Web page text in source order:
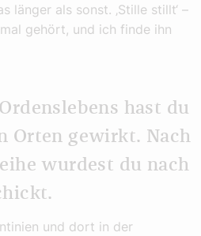
länger als sonst. ‚Stille stillt‘ –
gehört, und ich finde ihn
hast du
Orten gewirkt. Nach
wurdest du nach
und dort in der